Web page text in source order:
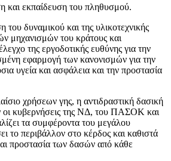
και εκπαίδευση του πληθυσμού.
του δυναμικού και της υλικοτεχνικής
μηχανισμών του κράτους και
της εργοδοτικής ευθύνης για την
εφαρμογή των κανονισμών για την
υγεία και ασφάλεια και την προστασία
χρήσεων γης, η αντιδραστική δασική
οι κυβερνήσεις της ΝΔ, του ΠΑΣΟΚ και
τα συμφέροντα του μεγάλου
το περιβάλλον στο κέρδος και καθιστά
προστασία των δασών από κάθε